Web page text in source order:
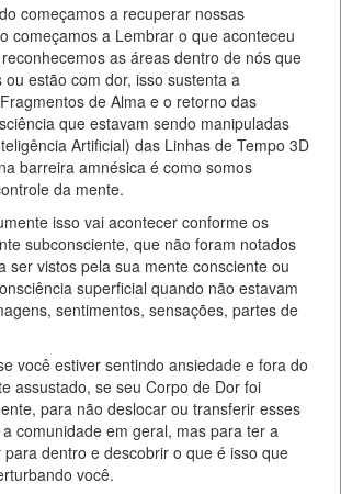
começamos a recuperar nossas
começamos a Lembrar o que aconteceu
as áreas dentro de nós que
estão com dor, isso sustenta a
de Alma e o retorno das
que estavam sendo manipuladas
Artificial) das Linhas de Tempo 3D
barreira amnésica é como somos
da mente.
isso vai acontecer conforme os
subconsciente, que não foram notados
ser vistos pela sua mente consciente ou
superficial quando não estavam
sentimentos, sensações, partes de
você estiver sentindo ansiedade e fora do
assustado, se seu Corpo de Dor foi
para não deslocar ou transferir esses
comunidade em geral, mas para ter a
dentro e descobrir o que é isso que
você.